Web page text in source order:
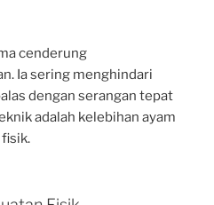
cenderung
Ia sering menghindari
dengan serangan tepat
adalah kelebihan ayam